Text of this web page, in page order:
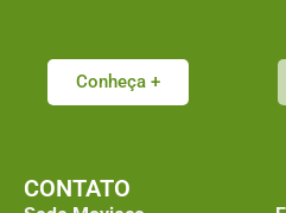
Conheça +
CONTATO